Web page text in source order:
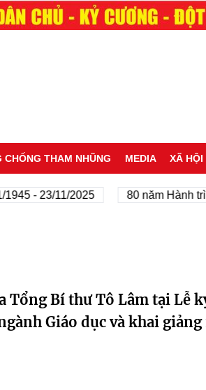
CHỐNG THAM NHŨNG MEDIA XÃ HỘI
- 23/11/2025 80 năm Hành
Tổng Bí thư Tô Lâm tại Lễ
Giáo dục và khai giảng